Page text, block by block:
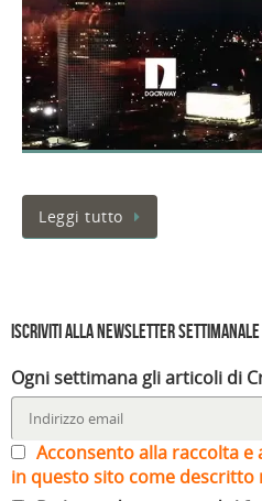
Leggi tutto
Iscriviti alla Newsletter settimanale
Ogni settimana gli articoli di
Acconsento alla raccolta
in questo sito come descritto